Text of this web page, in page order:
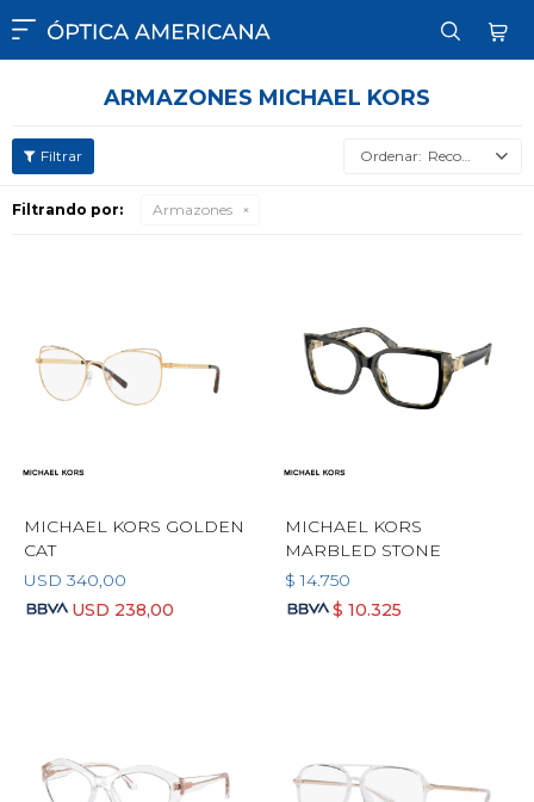

ARMAZONES MICHAEL KORS
Recomendados
Filtrando por: Armazones
MICHAEL KORS GOLDEN
CAT
USD 340,00
USD 238,00
MICHAEL KORS
MARBLED STONE
$ 14.750
$ 10.325